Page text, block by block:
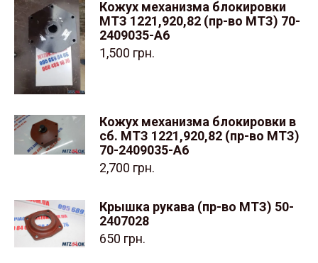
Кожух механизма блокировки
МТЗ 1221,920,82 (пр-во МТЗ) 70-
2409035-А6
1,500 грн.
Кожух механизма блокировки в
сб. МТЗ 1221,920,82 (пр-во МТЗ)
70-2409035-А6
2,700 грн.
Крышка рукава (пр-во МТЗ) 50-
2407028
650 грн.